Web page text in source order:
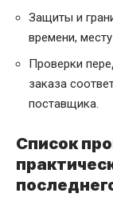
Защиты и
времени,
Проверки
заказа
поставщика.
Список